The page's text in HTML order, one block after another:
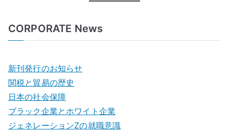
CORPORATE News
新刊発行のお知らせ
関税と貿易の歴史
日本の社会保障
ブラック企業とホワイト企業
ジェネレーションZの就職意識